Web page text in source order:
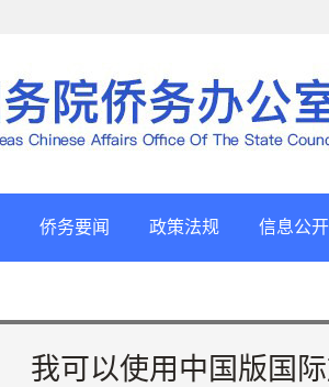
侨务要闻 政策法规 信息公开
我可以使用中国版国